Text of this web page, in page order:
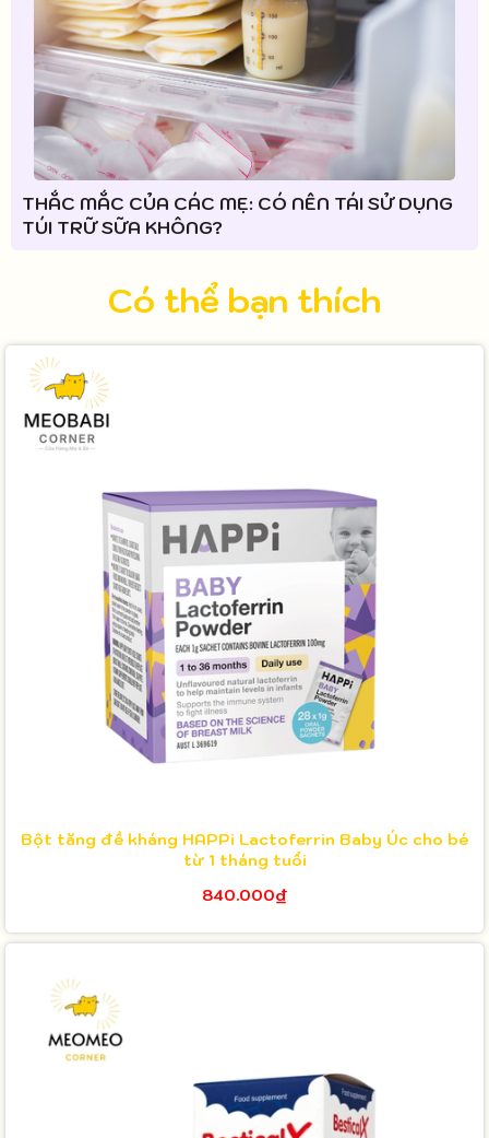
THẮC MẮC CỦA CÁC MẸ: CÓ NÊN TÁI SỬ DỤNG
TÚI TRỮ SỮA KHÔNG?
Có thể bạn thích
Bột tăng đề kháng HAPPi Lactoferrin Baby Úc cho bé
từ 1 tháng tuổi
840.000₫